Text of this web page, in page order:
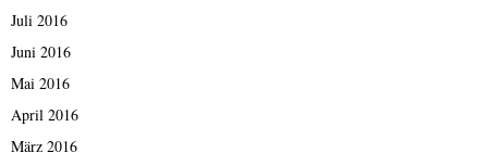
Juli 2016
Juni 2016
Mai 2016
April 2016
März 2016